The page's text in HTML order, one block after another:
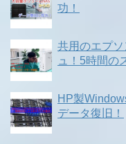
功！
共用のエプ
ュ！5時間の
HP製
データ復旧！